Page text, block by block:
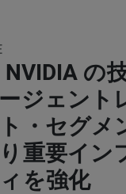
の
ジェント
・セグメ
重要イン
を強化